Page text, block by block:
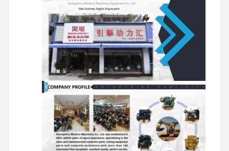
الحفارات
الهيدروليكية
مكونات
الدوران
صمامات
التوزيع
تجميعات محركات
السفر
مكونات
الهيكل
وملحقات
أخرى
أسئلة
متكررة
س1: ما هي
منتجاتك
الرئيسية؟
ج1: نحن متخصصون
في قطع غيار
محركات الحفارات،
على سبيل المثال
كتلة الأسطوانة
الرئيسية، رأس
الأسطوانة، عمود
الكرنك، تجميع
المحرك، المكبس،
بطانة الأسطوانة،
حلقة المكبس، عمود